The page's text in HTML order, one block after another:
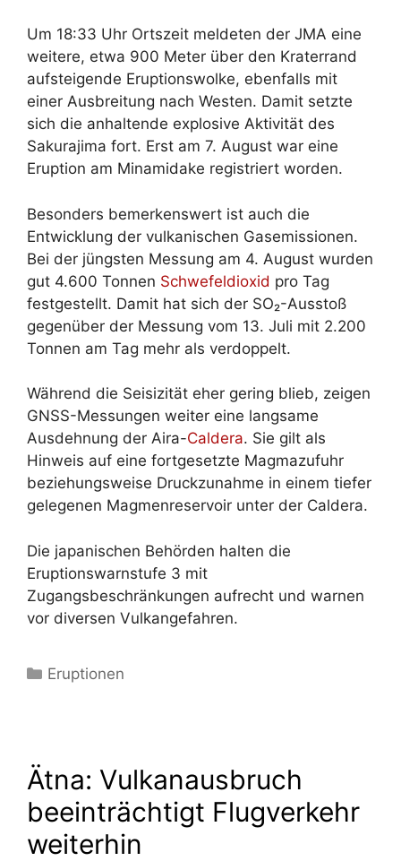
Um 18:33 Uhr Ortszeit meldeten der JMA eine
weitere, etwa 900 Meter über den Kraterrand
aufsteigende Eruptionswolke, ebenfalls mit
einer Ausbreitung nach Westen. Damit setzte
sich die anhaltende explosive Aktivität des
Sakurajima fort. Erst am 7. August war eine
Eruption am Minamidake registriert worden.
Besonders bemerkenswert ist auch die
Entwicklung der vulkanischen Gasemissionen.
Bei der jüngsten Messung am 4. August wurden
gut 4.600 Tonnen Schwefeldioxid pro Tag
festgestellt. Damit hat sich der SO₂-Ausstoß
gegenüber der Messung vom 13. Juli mit 2.200
Tonnen am Tag mehr als verdoppelt.
Während die Seisizität eher gering blieb, zeigen
GNSS-Messungen weiter eine langsame
Ausdehnung der Aira-Caldera. Sie gilt als
Hinweis auf eine fortgesetzte Magmazufuhr
beziehungsweise Druckzunahme in einem tiefer
gelegenen Magmenreservoir unter der Caldera.
Die japanischen Behörden halten die
Eruptionswarnstufe 3 mit
Zugangsbeschränkungen aufrecht und warnen
vor diversen Vulkangefahren.
Kategorien
Eruptionen
Ätna: Vulkanausbruch
beeinträchtigt Flugverkehr
weiterhin